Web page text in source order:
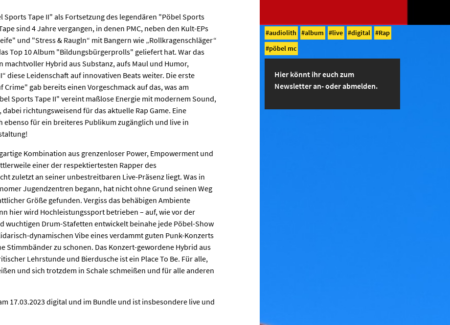
Sports Tape II" als Fortsetzung des legendären "Pöbel Sports
sind 4 Jahre vergangen, in denen PMC, neben den Kult-EPs
und "Stress & Raugln“ mit Bangern wie „Rollkragenschläger“
Top 10 Album "Bildungsbürgerprolls" geliefert hat. War das
machtvoller Hybrid aus Substanz, aufs Maul und Humor,
diese Leidenschaft auf innovativen Beats weiter. Die erste
gab bereits einen Vorgeschmack auf das, was am
Sports Tape II" vereint maßlose Energie mit modernem Sound,
richtungsweisend für das aktuelle Rap Game. Eine
ebenso für ein breiteres Publikum zugänglich und live in
Kombination aus grenzenloser Power, Empowerment und
einer der respektiertesten Rapper des
zuletzt an seiner unbestreitbaren Live-Präsenz liegt. Was in
Jugendzentren begann, hat nicht ohne Grund seinen Weg
Größe gefunden. Vergiss das behäbigen Ambiente
hier wird Hochleistungssport betrieben – auf, wie vor der
wuchtigen Drum-Stafetten entwickelt beinahe jede Pöbel-Show
dynamischen Vibe eines verdammt guten Punk-Konzerts
Stimmbänder zu schonen. Das Konzert-gewordene Hybrid aus
Lehrstunde und Bierdusche ist ein Place To Be. Für alle,
und sich trotzdem in Schale schmeißen und für alle anderen
17.03.2023 digital und im Bundle und ist insbesondere live und
audiolith album live digital
Rap
pöbel mc
Hier könnt ihr euch zum
Newsletter an- oder abmelden.